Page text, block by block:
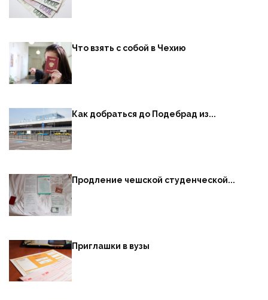
Что взять с собой в Чехию
Как добраться до Подебрад из...
Продление чешской студенческой...
Приглашки в вузы